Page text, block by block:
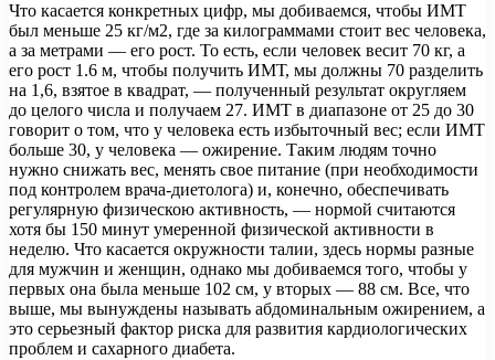
Что касается конкретных цифр, мы добиваемся, чтобы ИМТ
был меньше 25 кг/м2, где за килограммами стоит вес человека,
а за метрами — его рост. То есть, если человек весит 70 кг, а
его рост 1.6 м, чтобы получить ИМТ, мы должны 70 разделить
на 1,6, взятое в квадрат, — полученный результат округляем
до целого числа и получаем 27. ИМТ в диапазоне от 25 до 30
говорит о том, что у человека есть избыточный вес; если ИМТ
больше 30, у человека — ожирение. Таким людям точно
нужно снижать вес, менять свое питание (при необходимости
под контролем врача-диетолога) и, конечно, обеспечивать
регулярную физическою активность, — нормой считаются
хотя бы 150 минут умеренной физической активности в
неделю. Что касается окружности талии, здесь нормы разные
для мужчин и женщин, однако мы добиваемся того, чтобы у
первых она была меньше 102 см, у вторых — 88 см. Все, что
выше, мы вынуждены называть абдоминальным ожирением, а
это серьезный фактор риска для развития кардиологических
проблем и сахарного диабета.